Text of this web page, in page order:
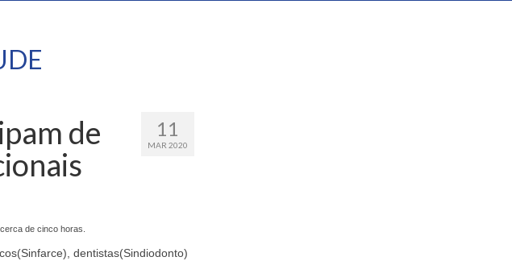
11
MAR 2020
de
de cinco horas.
dentistas(Sindiodonto)